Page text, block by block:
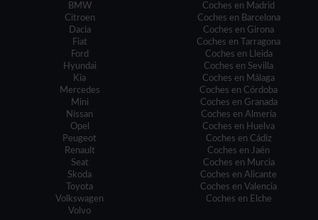
BMW
Citroen
Dacia
Fiat
Ford
Hyundai
Kia
Mercedes
Mini
Nissan
Opel
Peugeot
Renault
Seat
Skoda
Toyota
Volkswagen
Volvo
Coches en Madrid
Coches en Barcelona
Coches en Girona
Coches en Tarragona
Coches en Lleida
Coches en Sevilla
Coches en Málaga
Coches en Córdoba
Coches en Granada
Coches en Almería
Coches en Huelva
Coches en Cádiz
Coches en Jaén
Coches en Murcia
Coches en Alicante
Coches en Valencia
Coches en Elche